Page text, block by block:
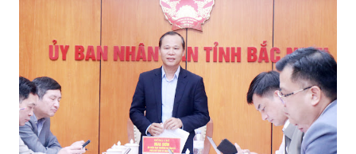
văn hóa đặc sắc của vùng Kinh Bắc. Điểm nhấn của Festival là
chương trình trình diễn các di sản văn hóa phi vật thể được
UNESCO ghi danh, với sự tham gia của 6 đoàn nghệ thuật
đến từ nhiều tỉnh, thành phố trong cả nước, tạo nên không
gian nghệ thuật đa sắc màu. Song song, không gian trưng
bày “Hành trình sắc màu di sản văn hóa phi vật thể” sẽ giới
thiệu những giá trị văn hóa tiêu biểu của các vùng miền.